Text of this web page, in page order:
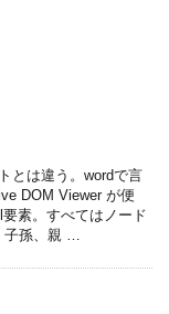
とは違う。wordで言
DOM Viewer が便
素。すべてはノード
孫、親 …